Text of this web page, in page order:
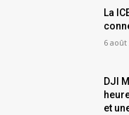
La
6 août
DJI
et